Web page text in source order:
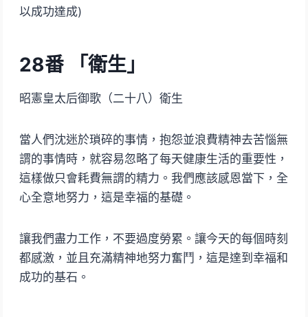
以成功達成)
28番 「衛生」
昭憲皇太后御歌（二十八）衛生
當人們沈迷於瑣碎的事情，抱怨並浪費精神去苦惱無
謂的事情時，就容易忽略了每天健康生活的重要性，
這樣做只會耗費無謂的精力。我們應該感恩當下，全
心全意地努力，這是幸福的基礎。
讓我們盡力工作，不要過度勞累。讓今天的每個時刻
都感激，並且充滿精神地努力奮鬥，這是達到幸福和
成功的基石。